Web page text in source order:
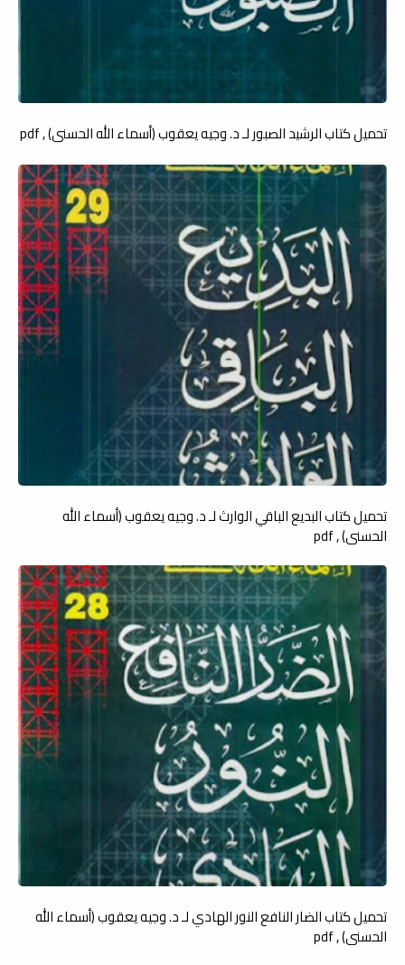
تحميل كتاب الرشيد الصبور لـ د. وجيه يعقوب (أسماء الله الحسنى) , pdf
تحميل كتاب البديع الباقي الوارث لـ د. وجيه يعقوب (أسماء الله
الحسنى) , pdf
تحميل كتاب الضار النافع النور الهادي لـ د. وجيه يعقوب (أسماء الله
الحسنى) , pdf